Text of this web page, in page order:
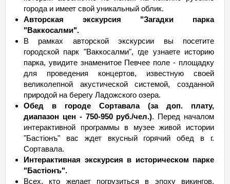
города и имеет свой уникальный облик.
Авторская экскурсия "Загадки парка
"Ваккосалми".
В рамках авторской экскурсии вы посетите
городской парк "Ваккосалми", где узнаете историю
парка, увидите знаменитое Певчее поле - площадку
для проведения концертов, известную своей
великолепной акустической системой, созданной
природой на берегу Ладожского озера.
Обед в городе Сортавала (за доп. плату,
диапазон цен - 750-950 руб./чел.). Перед началом
интерактивной программы в музее живой истории
"Бастiонъ" вас ждет вкусный горячий обед в г.
Сортавала.
Интерактивная экскурсия в историческом парке
"Бастiонъ".
Всех, кто желает погрузиться в эпоху викингов,